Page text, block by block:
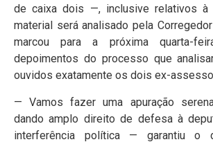
de caixa dois —, inclusive relativos à
material será analisado pela
marcou para a próxima quarta-
depoimentos do processo que
ouvidos exatamente os dois ex-
— Vamos fazer uma apuração
dando amplo direito de defesa à
interferência política — garantiu o